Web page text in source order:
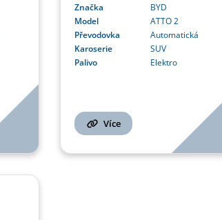
Značka
BYD
Model
ATTO 2
Převodovka
Automatická
Karoserie
SUV
Palivo
Elektro
Více